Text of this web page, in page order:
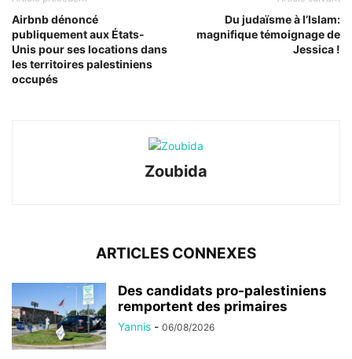
Airbnb dénoncé
publiquement aux États-
Unis pour ses locations dans
les territoires palestiniens
occupés
Du judaïsme à l’Islam:
magnifique témoignage de
Jessica !
Zoubida
ARTICLES CONNEXES
Des candidats pro-palestiniens
remportent des primaires
Yannis - 06/08/2026